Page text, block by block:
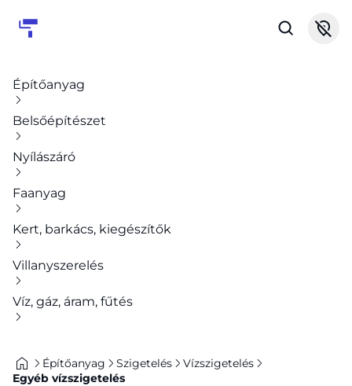
Építőanyag
Belsőépítészet
Nyílászáró
Faanyag
Kert, barkács, kiegészítők
Villanyszerelés
Víz, gáz, áram, fűtés
Építőanyag Szigetelés
Vízszigetelés
Egyéb vízszigetelés